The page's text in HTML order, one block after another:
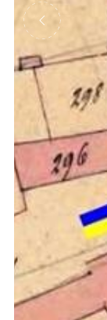
Précédent